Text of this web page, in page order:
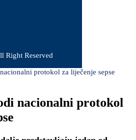
Right Reserved
protokol za liječenje sepse
nacionalni protokol